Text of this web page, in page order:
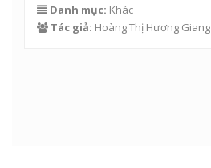
Danh mục: Khác
Tác giả: Hoàng Thị Hương Giang